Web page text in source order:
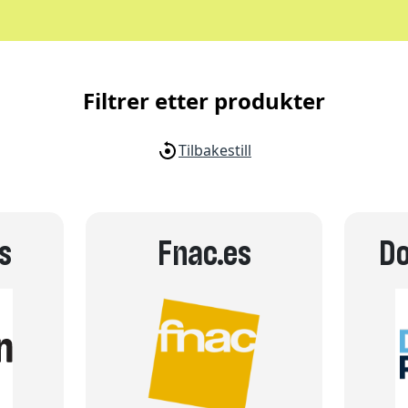
Filtrer etter produkter
Tilbakestill
Fnac.es